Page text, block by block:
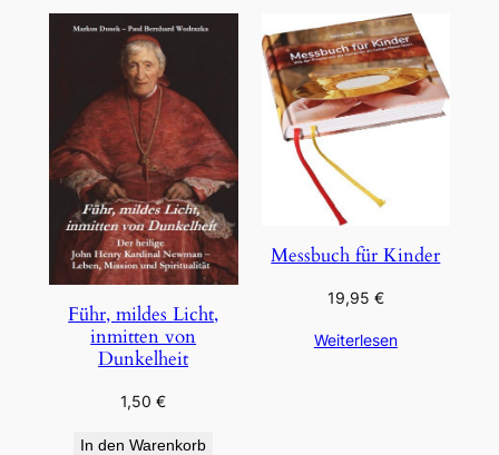
Führ, mildes Licht,
inmitten von
Dunkelheit
1,50€
In den Warenkorb
Messbuch für Kinder
19,95 €
Weiterlesen